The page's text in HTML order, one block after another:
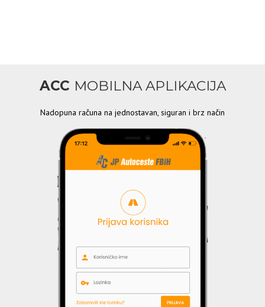
ACC MOBILNA APLIKACIJA
Nadopuna računa na jednostavan, siguran i brz način